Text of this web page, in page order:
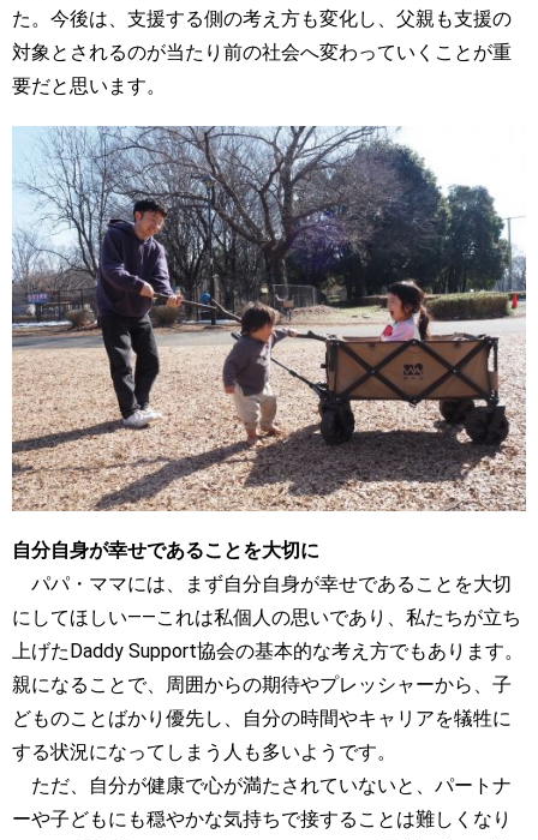
た。今後は、支援する側の考え方も変化し、父親も支援の
対象とされるのが当たり前の社会へ変わっていくことが重
要だと思います。
自分自身が幸せであることを大切に
パパ・ママには、まず自分自身が幸せであることを大切
にしてほしい――これは私個人の思いであり、私たちが立ち
上げたDaddy Support協会の基本的な考え方でもあります。
親になることで、周囲からの期待やプレッシャーから、子
どものことばかり優先し、自分の時間やキャリアを犠牲に
する状況になってしまう人も多いようです。
ただ、自分が健康で心が満たされていないと、パートナ
ーや子どもにも穏やかな気持ちで接することは難しくなり